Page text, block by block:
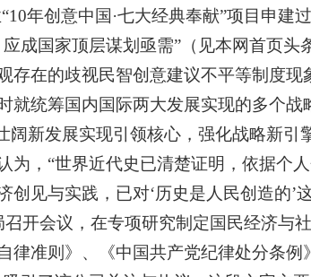
年创意中国·七大经典奉献”项目申建
成国家顶层谋划亟需”（见本网首页头
存在的歧视民智创意建议不平等制度现
就统筹国内国际两大发展实现的多个
阔新发展实现引领核心，强化战略新引
为，“世界近代史已清楚证明，依据个
创见与实践，已对‘历史是人民创造的’
开会议，在专项研究制定国民经济与
律准则》、《中国共产党纪律处分条例